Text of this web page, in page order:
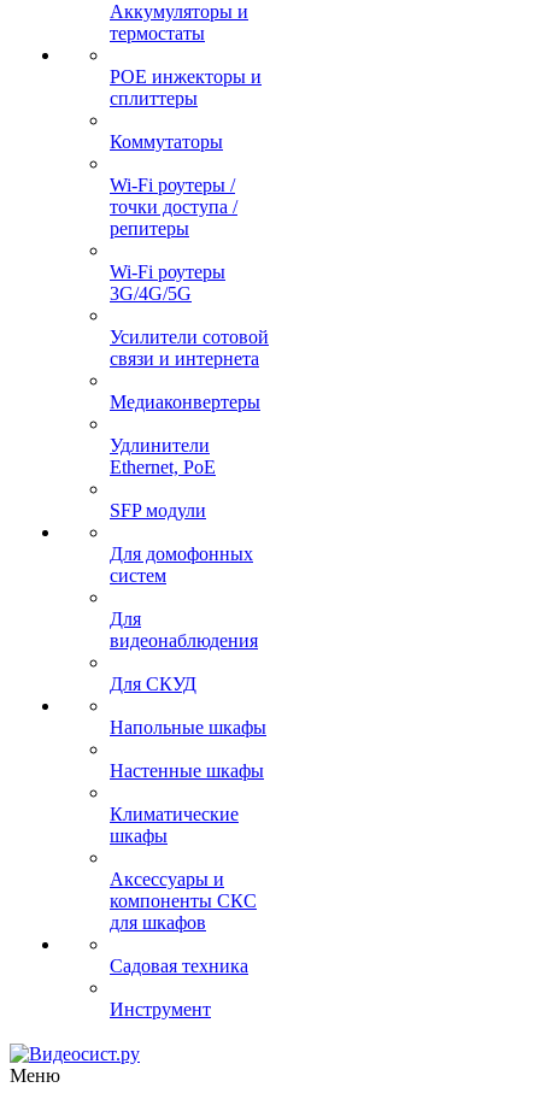
Аккумуляторы и
термостаты
POE инжекторы и
сплиттеры
Коммутаторы
Wi-Fi роутеры /
точки доступа /
репитеры
Wi-Fi роутеры
3G/4G/5G
Усилители сотовой
связи и интернета
Медиаконвертеры
Удлинители
Ethernet, PoE
SFP модули
Для домофонных
систем
Для
видеонаблюдения
Для СКУД
Напольные шкафы
Настенные шкафы
Климатические
шкафы
Аксессуары и
компоненты СКС
для шкафов
Садовая техника
Инструмент
Меню